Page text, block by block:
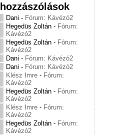
hozzászólások
Dani - Fórum: Kávézó2
Hegedüs Zoltán - Fórum:
Kávézó2
Hegedüs Zoltán - Fórum:
Kávézó2
Dani - Fórum: Kávézó2
Dani - Fórum: Kávézó2
Klész Imre - Fórum:
Kávézó2
Hegedüs Zoltán - Fórum:
Kávézó2
Klész Imre - Fórum:
Kávézó2
Hegedüs Zoltán - Fórum:
Kávézó2